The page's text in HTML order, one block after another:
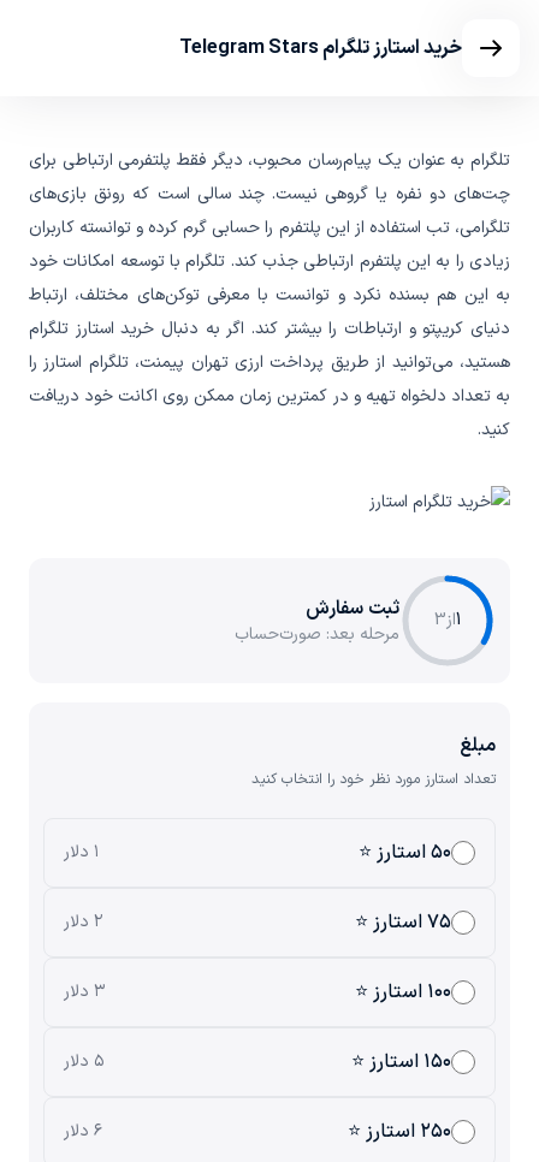
خرید استارز تلگرام Telegram Stars
تلگرام به عنوان یک پیام‌رسان محبوب، دیگر فقط پلتفرمی ارتباطی برای
چت‌های دو نفره یا گروهی نیست. چند سالی است که رونق بازی‌های
تلگرامی، تب استفاده از این پلتفرم را حسابی گرم کرده و توانسته کاربران
زیادی را به این پلتفرم ارتباطی جذب کند. تلگرام با توسعه امکانات خود
به این هم بسنده نکرد و توانست با معرفی توکن‌های مختلف، ارتباط
دنیای کریپتو و ارتباطات را بیشتر کند. اگر به دنبال خرید استارز تلگرام
هستید، می‌توانید از طریق پرداخت ارزی تهران پیمنت، تلگرام استارز را
به تعداد دلخواه تهیه و در کمترین زمان ممکن روی اکانت خود دریافت
کنید.
1از3 ثبت سفارش
مرحله بعد: صورت‌حساب
مبلغ
تعداد استارز مورد نظر خود را انتخاب کنید
۵۰ استارز ⭐ ۱ دلار
۷۵ استارز ⭐ ۲ دلار
۱۰۰ استارز ⭐ ۳ دلار
۱۵۰ استارز ⭐ ۵ دلار
۲۵۰ استارز ⭐ ۶ دلار